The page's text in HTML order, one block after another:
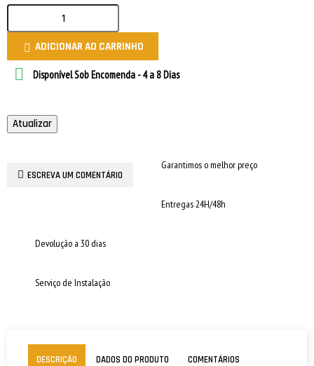
 ADICIONAR AO CARRINHO
 Disponível Sob Encomenda - 4 a 8 Dias
ESCREVA UM COMENTÁRIO
Garantimos o melhor preço
Entregas 24H/48h
Devolução a 30 dias
Serviço de Instalação
DESCRIÇÃO DADOS DO PRODUTO COMENTÁRIOS